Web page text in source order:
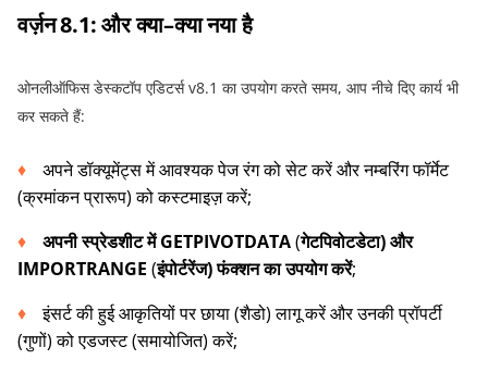
वर्ज़न8.1:औरक्या–क्यानयाहै
ओनलीऑफिसडेस्कटॉप एडिटर्सv8.1 का उपयोग करते समय, आप नीचे दिए कार्य भी
कर सकते हैं:
अपने डॉक्यूमेंट्स में आवश्यक पेज रंग को सेट करें और नम्बरिंग फॉर्मेट
(क्रमांकन प्रारूप)को कस्टमाइज़ करें;
अपनीस्प्रेडशीटमेंGETPIVOTDATA(गेटपिवोटडेटा)और
IMPORTRANGE (इंपोर्टरेंज)फंक्शनकाउपयोगकरें;
इंसर्ट की हुई आकृतियों पर छाया(शैडो)लागू करें और उनकी प्रॉपर्टी
(गुणों)को एडजस्ट(समायोजित)करें;